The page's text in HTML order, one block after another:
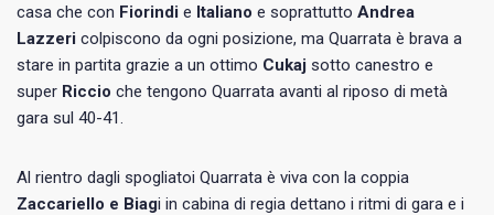
casa che con Fiorindi e Italiano e soprattutto Andrea
Lazzeri colpiscono da ogni posizione, ma Quarrata è brava a
stare in partita grazie a un ottimo Cukaj sotto canestro e
super Riccio che tengono Quarrata avanti al riposo di metà
gara sul 40-41.
Al rientro dagli spogliatoi Quarrata è viva con la coppia
Zaccariello e Biagi in cabina di regia dettano i ritmi di gara e i